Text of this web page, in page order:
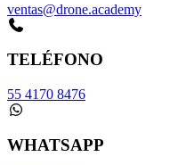
ventas@drone.academy
TELÉFONO
55 4170 8476
WHATSAPP